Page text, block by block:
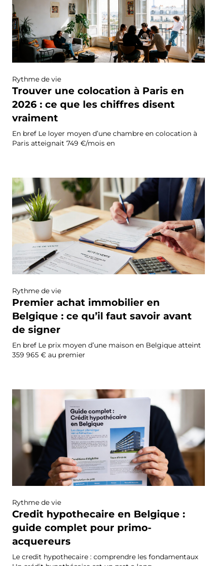
Rythme de vie
Trouver une colocation à Paris en
2026 : ce que les chiffres disent
vraiment
En bref Le loyer moyen d’une chambre en colocation à
Paris atteignait 749 €/mois en
Rythme de vie
Premier achat immobilier en
Belgique : ce qu’il faut savoir avant
de signer
En bref Le prix moyen d’une maison en Belgique atteint
359 965 € au premier
Rythme de vie
Credit hypothecaire en Belgique :
guide complet pour primo-
acquereurs
Le credit hypothecaire : comprendre les fondamentaux